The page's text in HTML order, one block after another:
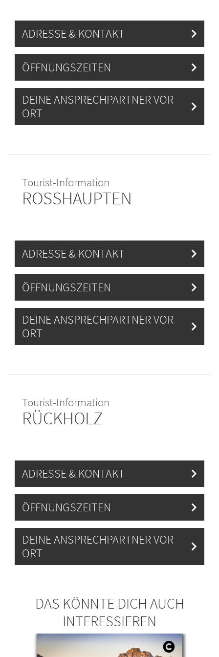
ADRESSE & KONTAKT
ÖFFNUNGSZEITEN
DEINE ANSPRECHPARTNER VOR
ORT
Tourist-Information
ROSSHAUPTEN
ADRESSE & KONTAKT
ÖFFNUNGSZEITEN
DEINE ANSPRECHPARTNER VOR
ORT
Tourist-Information
RÜCKHOLZ
ADRESSE & KONTAKT
ÖFFNUNGSZEITEN
DEINE ANSPRECHPARTNER VOR
ORT
DAS KÖNNTE DICH AUCH
INTERESSIEREN